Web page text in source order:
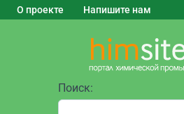
О проекте Напишите нам
Поиск: